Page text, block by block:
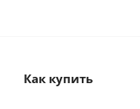
Как купить